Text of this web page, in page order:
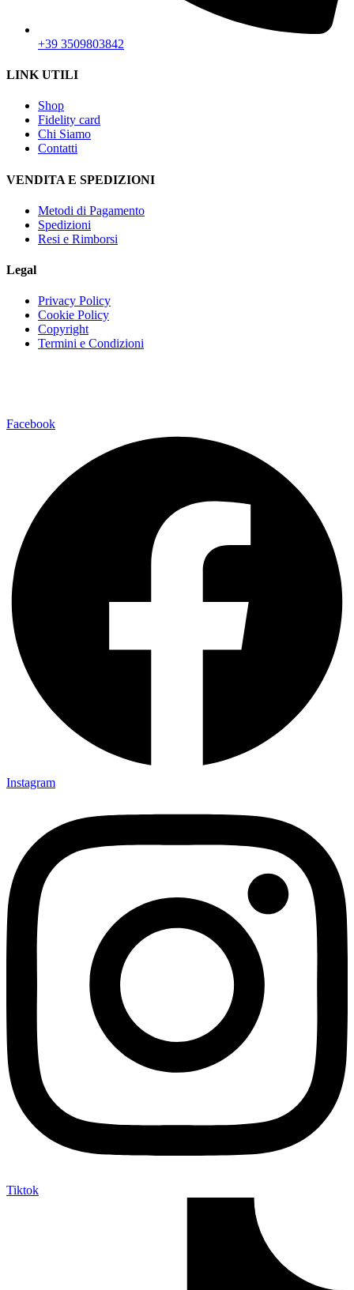
+39 3509803842
LINK UTILI
Shop
Fidelity card
Chi Siamo
Contatti
VENDITA E SPEDIZIONI
Metodi di Pagamento
Spedizioni
Resi e Rimborsi
Legal
Privacy Policy
Cookie Policy
Copyright
Termini e Condizioni
Facebook
Instagram
Tiktok